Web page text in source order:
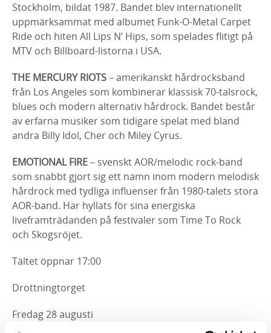
Stockholm, bildat 1987. Bandet blev internationellt
uppmärksammat med albumet Funk-O-Metal Carpet
Ride och hiten All Lips N’ Hips, som spelades flitigt på
MTV och Billboard-listorna i USA.
THE MERCURY RIOTS– amerikanskt hårdrocksband
från Los Angeles som kombinerar klassisk 70-talsrock,
blues och modern alternativ hårdrock. Bandet består
av erfarna musiker som tidigare spelat med bland
andra Billy Idol, Cher och Miley Cyrus.
EMOTIONAL FIRE– svenskt AOR/melodic rock-band
som snabbt gjort sig ett namn inom modern melodisk
hårdrock med tydliga influenser från 1980-talets stora
AOR-band. Har hyllats för sina energiska
liveframträdanden på festivaler som Time To Rock
och Skogsröjet.
Tältet öppnar 17:00
Drottningtorget
Fredag 28 augusti